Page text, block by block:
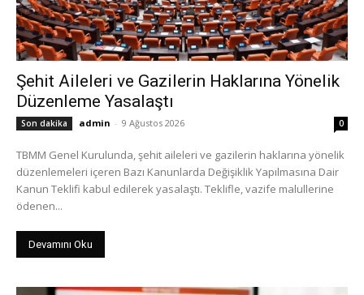
Şehit Aileleri ve Gazilerin Haklarına Yönelik
Düzenleme Yasalaştı
Son dakika admin - 9 Ağustos 2026 0
TBMM Genel Kurulunda, şehit aileleri ve gazilerin haklarına yönelik
düzenlemeleri içeren Bazı Kanunlarda Değişiklik Yapılmasına Dair
Kanun Teklifi kabul edilerek yasalaştı. Teklifle, vazife malullerine
ödenen...
Devamını Oku